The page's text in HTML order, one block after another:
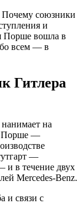
Почему союзники
и
Порше вошла в
всем — в
Гитлера
на
Порше —
—
и в течение двух
Mercedes-Benz.